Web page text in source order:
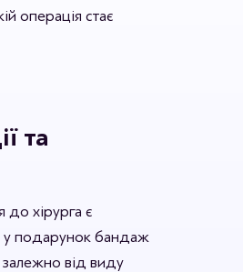
операція стає
та
до хірурга є
подарунок бандаж
залежно від виду